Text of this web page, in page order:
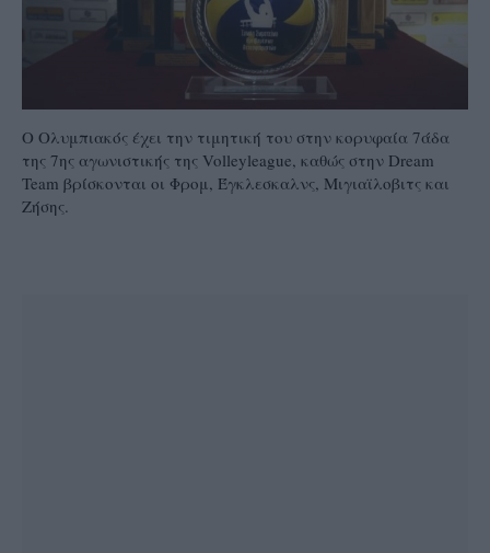
Ο Ολυμπιακός έχει την τιμητική του στην κορυφαία 7άδα
της 7ης αγωνιστικής της Volleyleague, καθώς στην Dream
Team βρίσκονται οι Φρομ, Έγκλεσκαλνς, Μιγιαϊλοβιτς και
Ζήσης.